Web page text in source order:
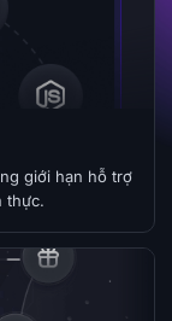
giới hạn hỗ trợ
thực.